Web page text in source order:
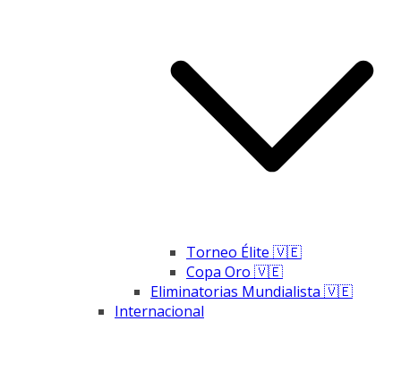
Torneo Élite 🇻🇪
Copa Oro 🇻🇪
Eliminatorias Mundialista 🇻🇪
Internacional